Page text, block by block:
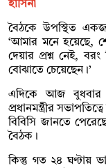
হাসিনা
বৈঠকে উপস্থিত
‘আমার মনে হয়েছে,
দেয়ার প্রশ্ন নেই,
বোঝাতে চেয়েছেন।’
এদিকে আজ বুধবার
প্রধানমন্ত্রীর
বিবিসি জানতে
বৈঠক।
কিন্তু গত ২৪ ঘণ্টায়